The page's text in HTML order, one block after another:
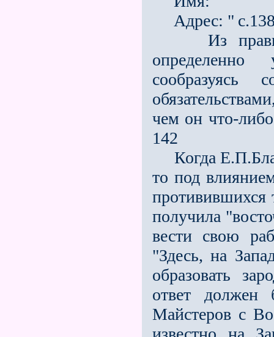
Адрес: "
Из правил
чем он что-
142
Когда
то под
противившихся
получила
вести свою
"Здесь, на
образовать
ответ
Майстеров с